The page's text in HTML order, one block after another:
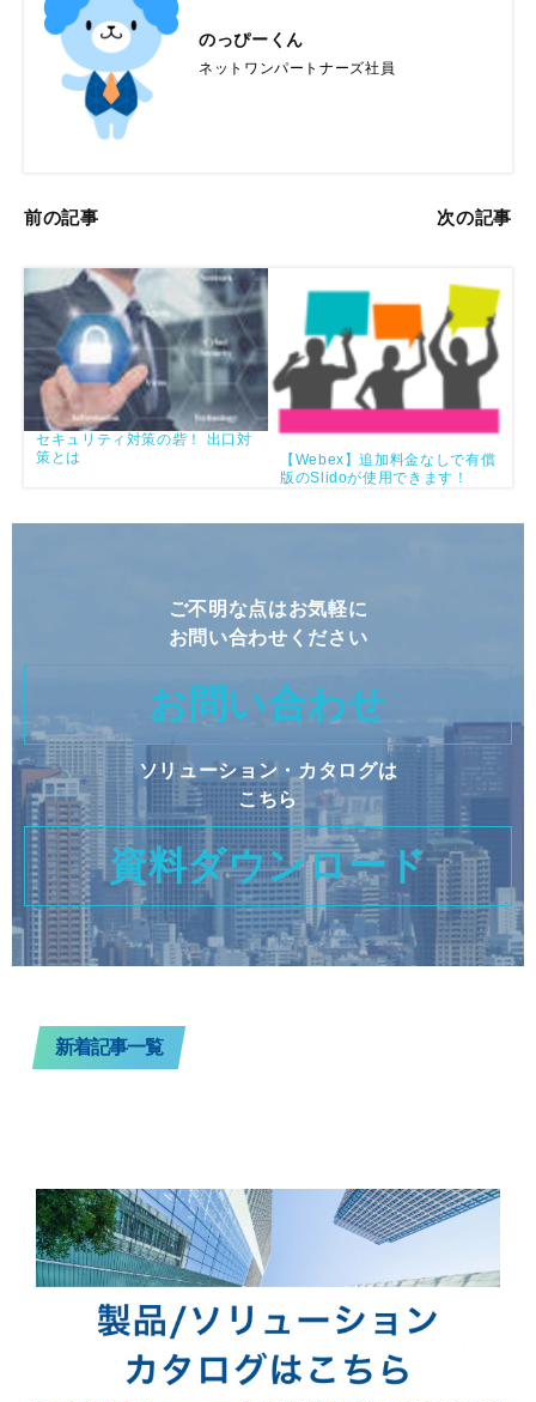
のっぴーくん
ネットワンパートナーズ社員
前の記事
セキュリティ対策の砦！ 出口対
策とは
次の記事
【Webex】追加料金なしで有償
版のSlidoが使用できます！
ご不明な点はお気軽に
お問い合わせください
お問い合わせ
ソリューション・カタログは
こちら
資料ダウンロード
新着記事一覧